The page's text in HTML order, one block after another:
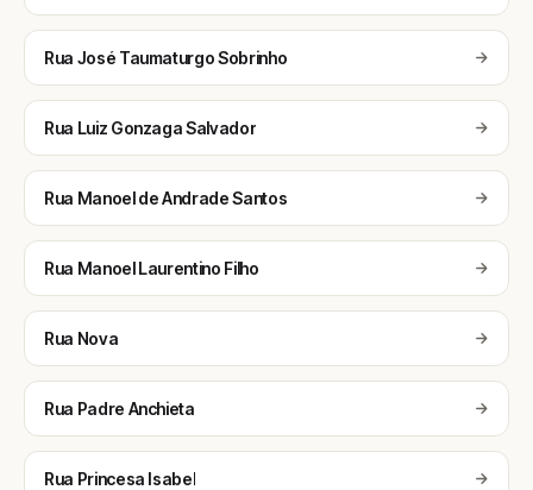
Rua José Taumaturgo Sobrinho
Rua Luiz Gonzaga Salvador
Rua Manoel de Andrade Santos
Rua Manoel Laurentino Filho
Rua Nova
Rua Padre Anchieta
Rua Princesa Isabel